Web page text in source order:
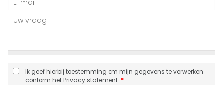
Ik geef hierbij toestemming om mijn gegevens te verwerken
conform het Privacy statement. *